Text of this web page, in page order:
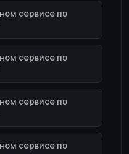
сервисе по
сервисе по
сервисе по
сервисе по